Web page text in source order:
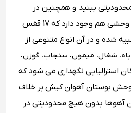
ببنید و همچنین در
بوستان آهوان کیش باغ وحشی هم وجود دارد که 17 قفس
شده و در آن انواع متنوعی از
شغال، میمون، سنجاب، گوزن،
استرالیایی نگهداری می ‌شود که
وحش بوستان آهوان کیش بر خلاف
آهوها بدون هیچ محدودیتی در